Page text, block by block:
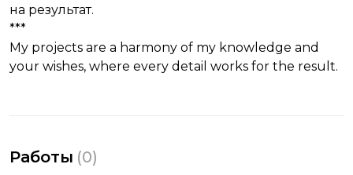
на результат.
***
My projects are a harmony of my knowledge and
your wishes, where every detail works for the result.
Работы (0)